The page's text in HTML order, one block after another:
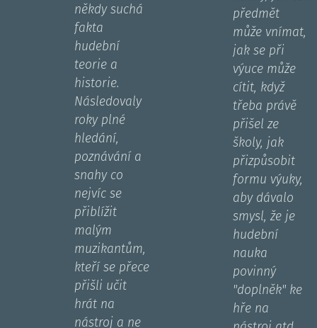
někdy suchá
fakta
hudební
teorie a
historie.
Následovaly
roky plné
hledání,
poznávání a
snahy co
nejvíc se
přiblížit
malým
muzikantům,
kteří se přece
přišli učit
hrát na
nástroj a ne
předmět
může vnímat,
jak se při
výuce může
cítit, když
třeba právě
přišel ze
školy, jak
přizpůsobit
formu výuky,
aby dávalo
smysl, že je
hudební
nauka
povinný
"doplněk" ke
hře na